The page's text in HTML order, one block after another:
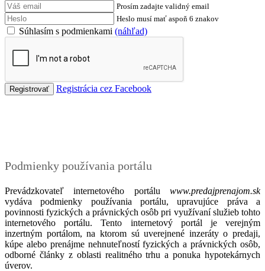
Prosím zadajte validný email
Heslo musí mať aspoň 6 znakov
Súhlasím s podmienkami (náhľad)
Registrácia cez Facebook
Podmienky používania portálu
Prevádzkovateľ internetového portálu www.predajprenajom.sk
vydáva podmienky používania portálu, upravujúce práva a
povinnosti fyzických a právnických osôb pri využívaní služieb tohto
internetového portálu. Tento internetový portál je verejným
inzertným portálom, na ktorom sú uverejnené inzeráty o predaji,
kúpe alebo prenájme nehnuteľností fyzických a právnických osôb,
odborné články z oblasti realitného trhu a ponuka hypotekárnych
úverov.